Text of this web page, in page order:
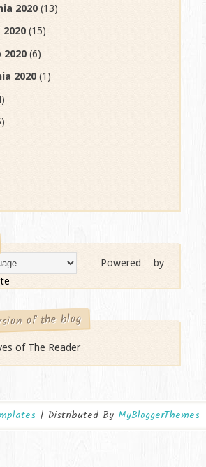
2020(13)
2020(15)
2020(6)
2020(1)
Powered by
of the blog
of The Reader
| Distributed By MyBloggerThemes